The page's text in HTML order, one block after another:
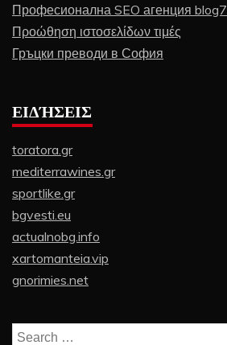
Професионална SEO агенция blog7
Προώθηση ιστοσελίδων τιμές
Гръцки преводи в София
ΕΙΔΉΣΕΙΣ
toratora.gr
mediterrawines.gr
sportlike.gr
bgvesti.eu
actualnobg.info
xartomanteia.vip
gnorimies.net
Search